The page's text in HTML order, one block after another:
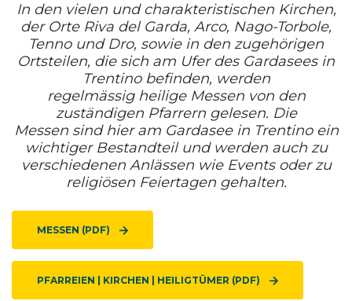
In den vielen und charakteristischen Kirchen,
der Orte Riva del Garda, Arco, Nago-Torbole,
Tenno und Dro, sowie in den zugehörigen
Ortsteilen, die sich am Ufer des Gardasees in
Trentino befinden, werden
regelmässig heilige Messen von den
zuständigen Pfarrern gelesen. Die
Messen sind hier am Gardasee in Trentino ein
wichtiger Bestandteil und werden auch zu
verschiedenen Anlässen wie Events oder zu
religiösen Feiertagen gehalten.
MESSEN (PDF)
PFARREIEN | KIRCHEN | HEILIGTÜMER (PDF)